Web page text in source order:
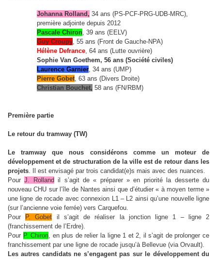
Johanna Rolland , 34 ans (PS-PCF-PRG-UDB-MRC),
première adjointe depuis 2012
Pascale Chiron, 39 ans (EELV)
Guy Croupy, 55 ans (Front de Gauche-NPA)
Hélène Defrance, 64 ans (Lutte ouvrière)
Sophie Van Goethem, 56 ans (Société civiles)
Laurence Garnier, 34 ans (UMP)
Pierre Gobet, 63 ans (Divers Droite)
Christian Bouchet, 58 ans (FN/RBM)
Première partie
Le retour du tramway (TW)
Le tramway que nous considérons comme un moteur de
développement et de structuration de la ville est de retour dans les
projets. Il est envisagé par trois candidat(e)s mais avec des nuances.
PourJ. Rolland il s’agit de « préparer » en priorité la desserte du
nouveau CHU sur l’île de Nantes ainsi que d’étudier « à moyen terme »
une ligne de rocade avec connexion L1 – L2 ainsi qu’une nouvelle ligne
(sur l’ancienne voie ferrée) vers Carquefou.
Pour
P. Gobet il s’agit de réaliser la jonction ligne 1 – ligne 2
(franchissement de l’Erdre).
Pour P. Chiron, en plus de relier la ligne 1 et 2, il s’agit de prolonger ce
franchissement par une ligne de rocade jusqu’à Bellevue (via Orvault).
Les autres candidats ne s’engagent pas sur le développement du